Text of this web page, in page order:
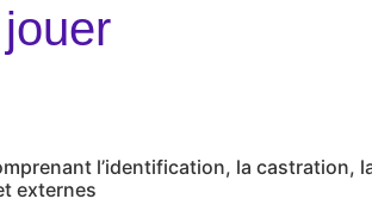
l’identification, la castration,
externes